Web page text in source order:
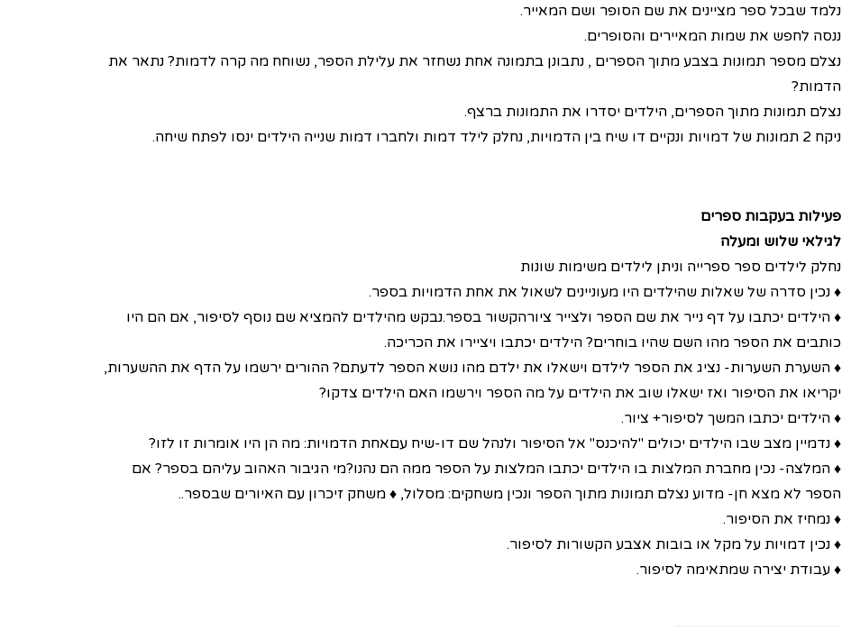
נלמד שבכל ספר מציינים את שם הסופר ושם המאייר.
ננסה לחפש את שמות המאיירים והסופרים.
נצלם מספר תמונות בצבע מתוך הספרים , נתבונן בתמונה אחת נשחזר את עלילת הספר, נשוחח מה קרה לדמות? נתאר את
הדמות?
נצלם תמונות מתוך הספרים, הילדים יסדרו את התמונות ברצף.
ניקח 2 תמונות של דמויות ונקיים דו שיח בין הדמויות, נחלק לילד דמות ולחברו דמות שנייה הילדים ינסו לפתח שיחה.
פעילות בעקבות ספרים
לגילאי שלוש ומעלה
נחלק לילדים ספר ספרייה וניתן לילדים משימות שונות
♦ נכין סדרה של שאלות שהילדים היו מעוניינים לשאול את אחת הדמויות בספר.
♦ הילדים יכתבו על דף נייר את שם הספר ולצייר ציורהקשור בספר.נבקש מהילדים להמציא שם נוסף לסיפור, אם הם היו
כותבים את הספר מהו השם שהיו בוחרים? הילדים יכתבו ויציירו את הכריכה.
♦ השערת השערות- נציג את הספר לילדם וישאלו את ילדם מהו נושא הספר לדעתם? ההורים ירשמו על הדף את ההשערות,
יקריאו את הסיפור ואז ישאלו שוב את הילדים על מה הספר וירשמו האם הילדים צדקו?
♦ הילדים יכתבו המשך לסיפור+ ציור.
♦ נדמיין מצב שבו הילדים יכולים "להיכנס" אל הסיפור ולנהל שם דו-שיח עםאחת הדמויות: מה הן היו אומרות זו לזו?
♦ המלצה- נכין מחברת המלצות בו הילדים יכתבו המלצות על הספר ממה הם נהנו?מי הגיבור האהוב עליהם בספר? אם
הספר לא מצא חן- מדוע נצלם תמונות מתוך הספר ונכין משחקים: מסלול, ♦ משחק זיכרון עם האיורים שבספר..
♦ נמחיז את הסיפור.
♦ נכין דמויות על מקל או בובות אצבע הקשורות לסיפור.
♦ עבודת יצירה שמתאימה לסיפור.